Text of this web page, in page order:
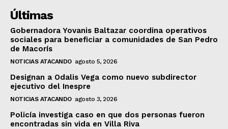
Últimas
Gobernadora Yovanis Baltazar coordina operativos
sociales para beneficiar a comunidades de San Pedro
de Macorís
NOTICIAS ATACANDO agosto 5, 2026
Designan a Odalis Vega como nuevo subdirector
ejecutivo del Inespre
NOTICIAS ATACANDO agosto 3, 2026
Policía investiga caso en que dos personas fueron
encontradas sin vida en Villa Riva